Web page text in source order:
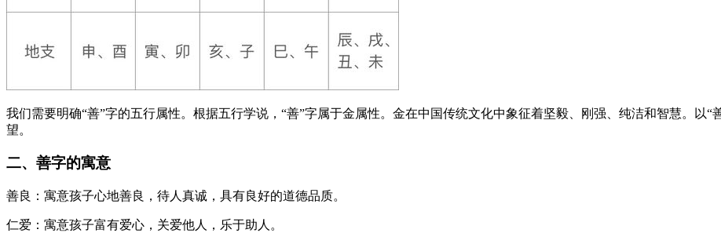
我们需要明确“善”字的五行属性。根据五行学说，“善”字属于金属性。金在中国传统文化中象征着坚毅、刚强、纯洁和智慧。以
望。
二、善字的寓意
善良：寓意孩子心地善良，待人真诚，具有良好的道德品质。
仁爱：寓意孩子富有爱心，关爱他人，乐于助人。